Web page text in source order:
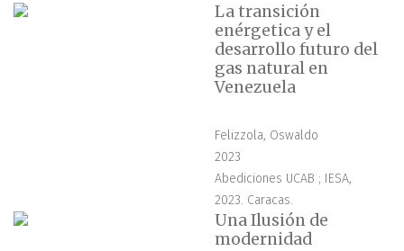
La transición
enérgetica y el
desarrollo futuro del
gas natural en
Venezuela
Felizzola, Oswaldo
2023
Abediciones UCAB ; IESA,
2023. Caracas.
Una Ilusión de
modernidad